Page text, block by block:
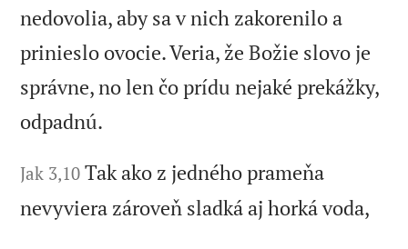
nedovolia, aby sa v nich zakorenilo a
prinieslo ovocie. Veria, že Božie slovo je
správne, no len čo prídu nejaké prekážky,
odpadnú.
Jak 3,10 Tak ako z jedného prameňa
nevyviera zároveň sladká aj horká voda,